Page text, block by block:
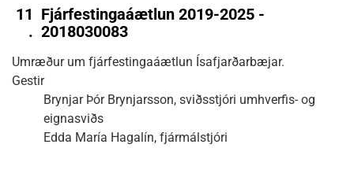
11
.
Fjárfestingaáætlun 2019-2025 -
2018030083
Umræður um fjárfestingaáætlun Ísafjarðarbæjar.
Gestir
Brynjar Þór Brynjarsson, sviðsstjóri umhverfis- og
eignasviðs
Edda María Hagalín, fjármálstjóri